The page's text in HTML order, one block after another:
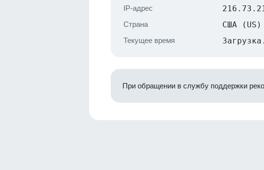
IP-адрес
Страна США (US)
Текущее время
При обращении в службу поддержки